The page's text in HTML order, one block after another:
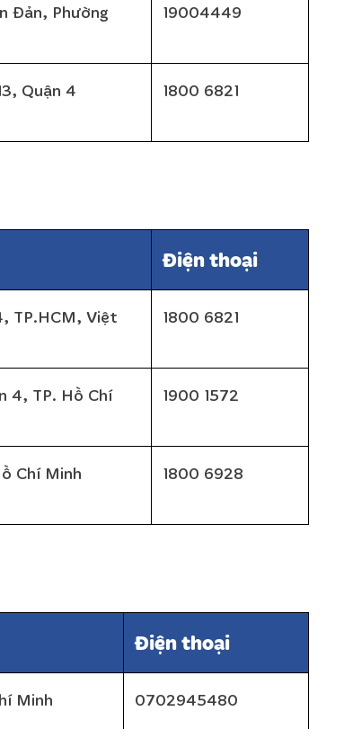
Đản, Phường
19004449
Quận 4 1800 6821
Điện thoại
TP.HCM, Việt
1800 6821
4, TP. Hồ Chí
1900 1572
Chí Minh 1800 6928
Điện thoại
Minh 0702945480